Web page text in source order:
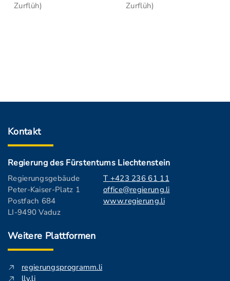
Zurflüh)
Zurflüh)
Kontakt
Regierung des Fürstentums Liechtenstein
Regierungsgebäude
Peter-Kaiser-Platz 1
Postfach 684
LI-9490 Vaduz
T +423 236 61 11
office@regierung.li
www.regierung.li
Weitere Plattformen
regierungsprogramm.li
llv.li